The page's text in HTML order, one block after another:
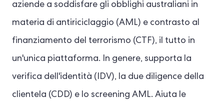
aziende a soddisfare gli obblighi australiani in
materia di antiriciclaggio (AML) e contrasto al
finanziamento del terrorismo (CTF), il tutto in
un'unica piattaforma. In genere, supporta la
verifica dell'identità (IDV), la due diligence della
clientela (CDD) e lo screening AML. Aiuta le